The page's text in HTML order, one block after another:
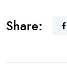
Share: